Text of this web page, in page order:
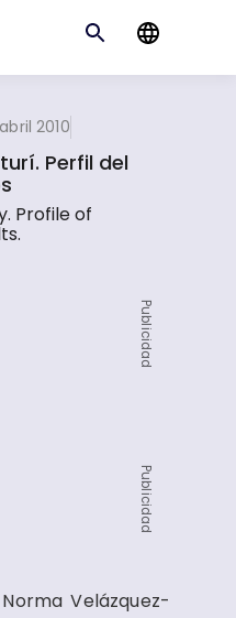
2010
Perfil del
Profile of
Publicidad
Publicidad
Velázquez-